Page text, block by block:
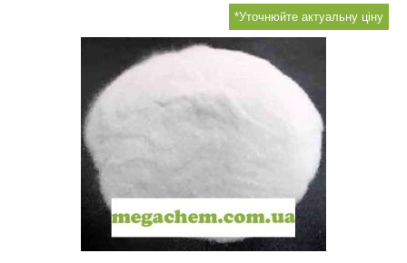
*Уточнюйте актуальну ціну